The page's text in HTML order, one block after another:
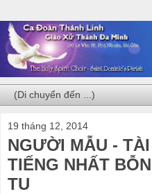
19 tháng 12, 2014
NGƯỜI MẪU -
TIẾNG NHẤT
TU